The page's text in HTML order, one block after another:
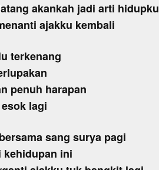
akankah jadi arti hidupku
ajakku kembali
terkenang
penuh harapan
lagi
sang surya pagi
kehidupan ini